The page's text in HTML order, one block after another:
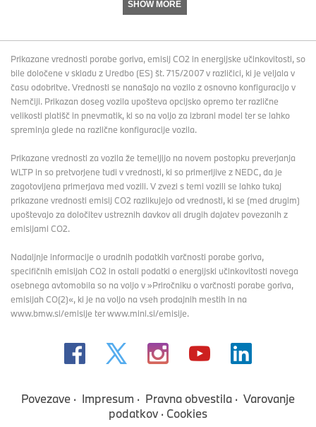
SHOW MORE
Prikazane vrednosti porabe goriva, emisij CO2 in energijske učinkovitosti, so
bile določene v skladu z Uredbo (ES) št. 715/2007 v različici, ki je veljala v
času odobritve. Vrednosti se nanašajo na vozilo z osnovno konfiguracijo v
Nemčiji. Prikazan doseg vozila upošteva opcijsko opremo ter različne
velikosti platišč in pnevmatik, ki so na voljo za izbrani model ter se lahko
spreminja glede na različne konfiguracije vozila.
Prikazane vrednosti za vozila že temeljijo na novem postopku preverjanja
WLTP in so pretvorjene tudi v vrednosti, ki so primerljive z NEDC, da je
zagotovljena primerjava med vozili. V zvezi s temi vozili se lahko tukaj
prikazane vrednosti emisij CO2 razlikujejo od vrednosti, ki se (med drugim)
upoštevajo za določitev ustreznih davkov ali drugih dajatev povezanih z
emisijami CO2.
Nadaljnje informacije o uradnih podatkih varčnosti porabe goriva,
specifičnih emisijah CO2 in ostali podatki o energijski učinkovitosti novega
osebnega avtomobila so na voljo v »Priročniku o varčnosti porabe goriva,
emisijah CO(2)«, ki je na voljo na vseh prodajnih mestih in na
www.bmw.si/emisije ter www.mini.si/emisije.
Povezave Impresum Pravna obvestila
Varovanje
podatkov
Cookies